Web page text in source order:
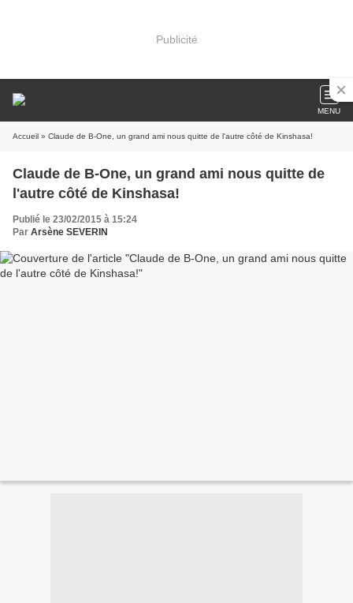
Publicité
MENU
Accueil » Claude de B-One, un grand ami nous quitte de l'autre côté de Kinshasa!
Claude de B-One, un grand ami nous quitte de
l'autre côté de Kinshasa!
Publié le 23/02/2015 à 15:24
Par Arsène SEVERIN